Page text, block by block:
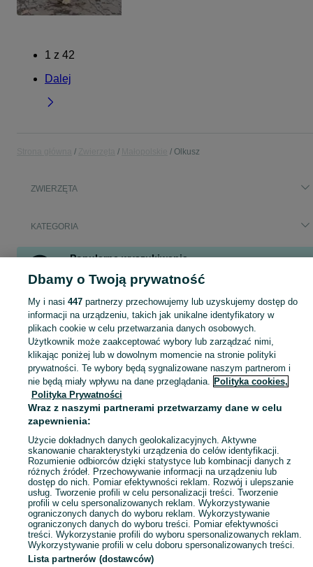
1 z 42
Dalej
Olkusz
ZWIERZĘTA
KATEGORIA
Popularne wyszukiwania
kumak dalekowschodni ryby oczko wodne
Szukasz zwierzaka lub czegoś dla niego? ▶️ Przeglądaj kategorię Zwierzęta na OLX Olkusz i znajdź to, czego potrzebujesz w atrakcyjnych cenach!
Mapa kategorii
Mapa miejscowości
Mapa ministron
Popularne wyszukiwania
Dbamy o Twoją prywatność
My i nasi 447partnerzy przechowujemy lub uzyskujemy dostęp do
informacji na urządzeniu, takich jak unikalne identyfikatory w
plikach cookie w celu przetwarzania danych osobowych.
Użytkownik może zaakceptować wybory lub zarządzać nimi,
klikając poniżej lub w dowolnym momencie na stronie polityki
prywatności. Te wybory będą sygnalizowane naszym partnerom i
nie będą miały wpływu na dane przeglądania. Polityka cookies,
Polityka Prywatności
Wraz z naszymi partnerami przetwarzamy dane w celu
zapewnienia:
Użycie dokładnych danych geolokalizacyjnych. Aktywne
skanowanie charakterystyki urządzenia do celów identyfikacji.
Rozumienie odbiorców dzięki statystyce lub kombinacji danych z
różnych źródeł. Przechowywanie informacji na urządzeniu lub
dostęp do nich. Pomiar efektywności reklam. Rozwój i ulepszanie
usług. Tworzenie profili w celu personalizacji treści. Tworzenie
profili w celu spersonalizowanych reklam. Wykorzystywanie
ograniczonych danych do wyboru reklam. Wykorzystywanie
ograniczonych danych do wyboru treści. Pomiar efektywności
treści. Wykorzystanie profili do wyboru spersonalizowanych reklam.
Wykorzystywanie profili w celu doboru spersonalizowanych treści.
Lista partnerów (dostawców)